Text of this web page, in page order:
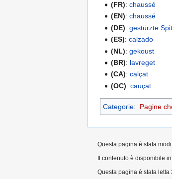
(FR):chaussé
(EN):chaussé
(DE):gestürzte
(ES):calzado
(NL):gekoust
(BR): lavreget
(CA):calçat
(OC):cauçat
Categorie: Pagine
Questa pagina è stata
Il contenuto è disponibile
Questa pagina è stata letta